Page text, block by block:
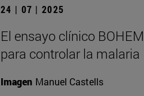
24 | 07 | 2025
El ensayo clínico
para controlar la malaria
Imagen Manuel Castells